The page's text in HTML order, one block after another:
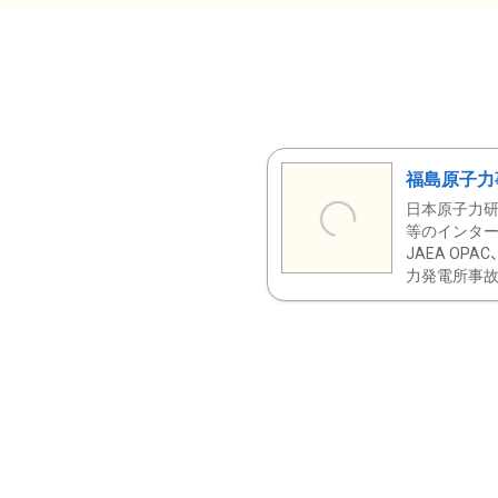
福島原子
日本原子力
等のインタ
JAEA OPAC
力発電所事